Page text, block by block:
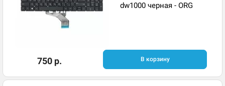
dw1000 черная - ORG
750 р. В корзину